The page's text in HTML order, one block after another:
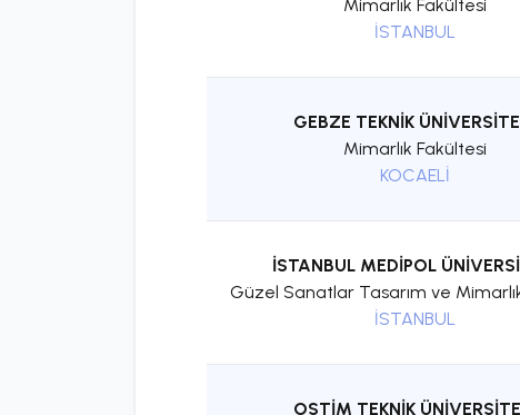
Mimarlık Fakültesi
İSTANBUL
GEBZE TEKNİK
Mimarlık Fakültesi
KOCAELİ
İSTANBUL MEDİPOL
Güzel Sanatlar Tasarım ve
İSTANBUL
OSTİM TEKNİK